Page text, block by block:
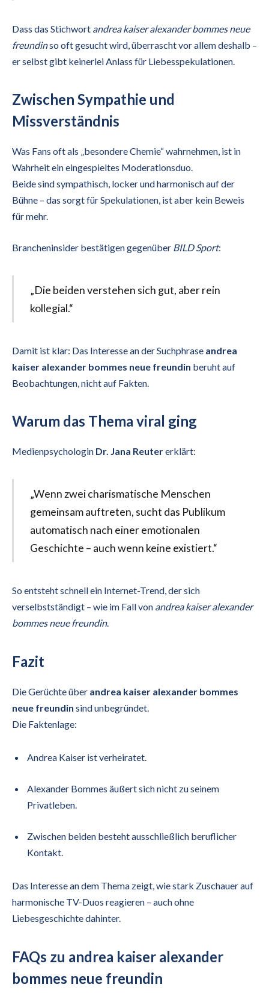
Dass das Stichwort andrea kaiser alexander bommes neue
freundinso oft gesucht wird, überrascht vor allem deshalb –
er selbst gibt keinerlei Anlass für Liebesspekulationen.
Zwischen Sympathie und
Missverständnis
Was Fans oft als „besondere Chemie“ wahrnehmen, ist in
Wahrheit ein eingespieltes Moderationsduo.
Beide sind sympathisch, locker und harmonisch auf der
Bühne – das sorgt für Spekulationen, ist aber kein Beweis
für mehr.
Brancheninsider bestätigen gegenüber BILD Sport:
„Die beiden verstehen sich gut, aber rein
kollegial.“
Damit ist klar: Das Interesse an der Suchphrase andrea
kaiser alexander bommes neue freundin beruht auf
Beobachtungen, nicht auf Fakten.
Warum das Thema viral ging
Medienpsychologin Dr. Jana Reutererklärt:
„Wenn zwei charismatische Menschen
gemeinsam auftreten, sucht das Publikum
automatisch nach einer emotionalen
Geschichte – auch wenn keine existiert.“
So entsteht schnell ein Internet-Trend, der sich
verselbstständigt – wie im Fall von andrea kaiser alexander
bommes neue freundin.
Fazit
Die Gerüchte über andrea kaiser alexander bommes
neue freundin sind unbegründet.
Die Faktenlage:
Andrea Kaiser ist verheiratet.
Alexander Bommes äußert sich nicht zu seinem
Privatleben.
Zwischen beiden besteht ausschließlich beruflicher
Kontakt.
Das Interesse an dem Thema zeigt, wie stark Zuschauer auf
harmonische TV-Duos reagieren – auch ohne
Liebesgeschichte dahinter.
FAQs zu andrea kaiser alexander
bommes neue freundin